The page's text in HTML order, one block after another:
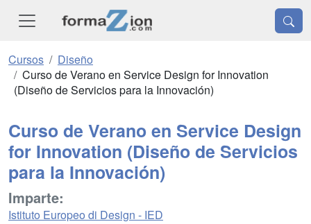
Cursos
Diseño
Curso de Verano en Service Design for Innovation
(Diseño de Servicios para la Innovación)
Curso de Verano en Service Design
for Innovation (Diseño de Servicios
para la Innovación)
Imparte:
Istituto Europeo di Design - IED